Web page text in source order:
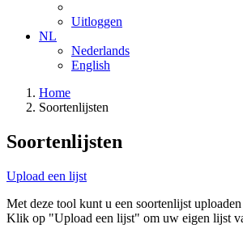
Uitloggen
NL
Nederlands
English
Home
Soortenlijsten
Soortenlijsten
Upload een lijst
Met deze tool kunt u een soortenlijst
Klik op "Upload een lijst" om uw eigen lijst